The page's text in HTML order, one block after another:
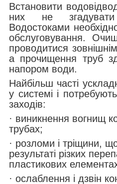
Встановити
них не
Водостоками
обслуговування.
проводитися
а прочищення труб
напором води.
Найбільш часті
у системі і
заходів:
· виникнення вогнищ
трубах;
· розломи і тріщини,
результаті різких
пластикових
· ослаблення і дзвін